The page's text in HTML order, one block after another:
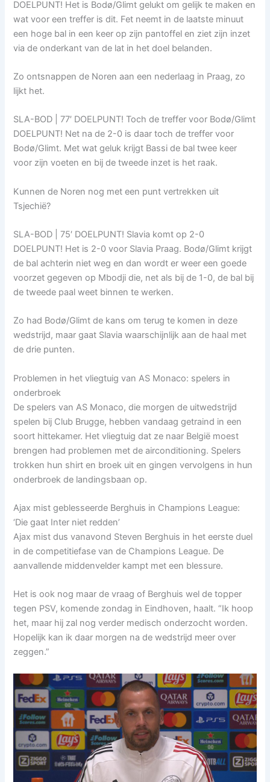
DOELPUNT! Het is Bodø/Glimt gelukt om gelijk te maken en
wat voor een treffer is dit. Fet neemt in de laatste minuut
een hoge bal in een keer op zijn pantoffel en ziet zijn inzet
via de onderkant van de lat in het doel belanden.
Zo ontsnappen de Noren aan een nederlaag in Praag, zo
lijkt het.
SLA-BOD | 77′ DOELPUNT! Toch de treffer voor Bodø/Glimt
DOELPUNT! Net na de 2-0 is daar toch de treffer voor
Bodø/Glimt. Met wat geluk krijgt Bassi de bal twee keer
voor zijn voeten en bij de tweede inzet is het raak.
Kunnen de Noren nog met een punt vertrekken uit
Tsjechië?
SLA-BOD | 75′ DOELPUNT! Slavia komt op 2-0
DOELPUNT! Het is 2-0 voor Slavia Praag. Bodø/Glimt krijgt
de bal achterin niet weg en dan wordt er weer een goede
voorzet gegeven op Mbodji die, net als bij de 1-0, de bal bij
de tweede paal weet binnen te werken.
Zo had Bodø/Glimt de kans om terug te komen in deze
wedstrijd, maar gaat Slavia waarschijnlijk aan de haal met
de drie punten.
Problemen in het vliegtuig van AS Monaco: spelers in
onderbroek
De spelers van AS Monaco, die morgen de uitwedstrijd
spelen bij Club Brugge, hebben vandaag getraind in een
soort hittekamer. Het vliegtuig dat ze naar België moest
brengen had problemen met de airconditioning. Spelers
trokken hun shirt en broek uit en gingen vervolgens in hun
onderbroek de landingsbaan op.
Ajax mist geblesseerde Berghuis in Champions League:
‘Die gaat Inter niet redden’
Ajax mist dus vanavond Steven Berghuis in het eerste duel
in de competitiefase van de Champions League. De
aanvallende middenvelder kampt met een blessure.
Het is ook nog maar de vraag of Berghuis wel de topper
tegen PSV, komende zondag in Eindhoven, haalt. “Ik hoop
het, maar hij zal nog verder medisch onderzocht worden.
Hopelijk kan ik daar morgen na de wedstrijd meer over
zeggen.”